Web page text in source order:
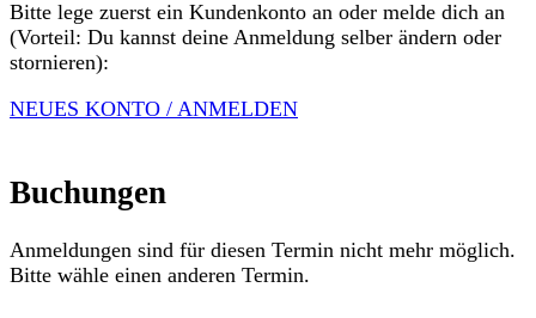
Bitte lege zuerst ein Kundenkonto an oder melde dich an
(Vorteil: Du kannst deine Anmeldung selber ändern oder
stornieren):
NEUES KONTO / ANMELDEN
Buchungen
Anmeldungen sind für diesen Termin nicht mehr möglich.
Bitte wähle einen anderen Termin.